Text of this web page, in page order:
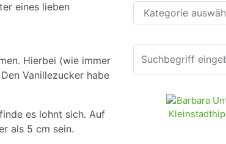
eines lieben
Hierbei (wie immer
Vanillezucker habe
es lohnt sich. Auf
als 5 cm sein.
Kategorien